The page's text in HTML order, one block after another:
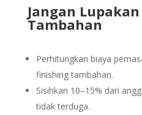
Jangan
Tambahan
Perhitungkan biaya
finishing tambahan.
Sisihkan 10–15% dari
tidak terduga.